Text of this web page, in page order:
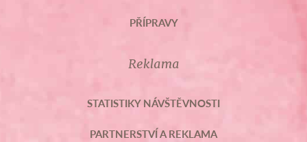
PŘÍPRAVY
Reklama
STATISTIKY NÁVŠTĚVNOSTI
PARTNERSTVÍ A REKLAMA